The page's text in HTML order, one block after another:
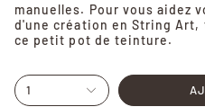
manuelles. Pour vous aidez
d'une création en String Art,
ce petit pot de teinture.
1